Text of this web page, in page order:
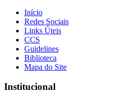
Início
Redes Sociais
Links Úteis
CCS
Guidelines
Biblioteca
Mapa do Site
Institucional